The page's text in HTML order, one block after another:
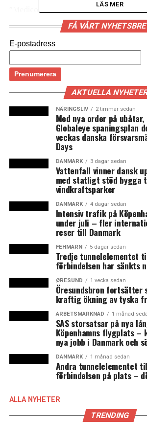
”Medicon Valley Alliance och
består” är rubriken på det mail som
sänder ut idag. I mailet manar
(MVA) vice ordförande, professor
och life science samarbetet i
– Som vice styrelseordförande i MVA
uttala mig om våra möten eller beslut
definitivt inte heller frågor rörande
anställning. MVA:s verkställande
stor insats genom åren och
fortsatt starkt. Av denna anledning
arbetet med att utforma ett nytt
som ska presenteras på årsmötet i
grad ligger i linje med
och ambitioner, kommenterar Morten
”I väntan på ett beslut om den
fortsätter MVA med existerande och
aktiviteter” skriver organisationen i
I samband med styrelsemötet den 13
Medicon Valley Alliance
att hon avgår med hänvisning till att
förändringsarbetet kräver mer tid än
Enligt styrelseledamoten Jonas
Skåne, beslutade styrelsen att föreslå
april att MVA ska krympas till ett
Öresundsregionen medan nya
utvecklas på Själland och i Skåne.
det om en avveckling av det så kallade
ambassadörsprogrammet där tre
medarbetare knyter kontakter med
USA och Japan.
Det är dessa förändringar som MVA:s
LÄS MER
FÅ VÅRT
E-postadress
AKTUELLA
NÄRINGSLIV 2 timmar sedan
Med nya order på
Globaleye spaningsplan
veckas danska
Days
DANMARK 3 dagar sedan
Vattenfall vinner dansk
med statligt stöd bygga
vindkraftsparker
DANMARK 4 dagar sedan
Intensiv trafik på
under juli – fler
reser till Danmark
FEHMARN 5 dagar sedan
Tredje tunnelelementet
förbindelsen har sänkts
ØRESUND 1 vecka sedan
Öresundsbron
kraftig ökning av tyska
ARBETSMARKNAD 1 månad
SAS storsatsar på nya
Köpenhamns flygplats –
nya jobb i Danmark och
DANMARK 1 månad sedan
Andra tunnelelementet
förbindelsen på plats –
ALLA NYHETER
TRENDING